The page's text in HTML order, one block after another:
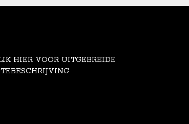
HIER VOOR UITGEBREIDE